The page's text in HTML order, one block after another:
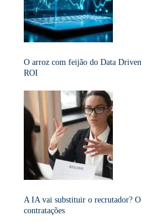
O arroz com feijão do Data
ROI
A IA vai substituir o recrutador?
contratações